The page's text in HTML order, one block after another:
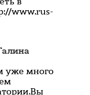
www.rus-
много